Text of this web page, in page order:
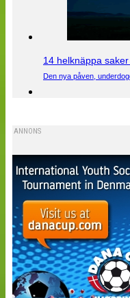
14 helknäppa
Den nya påven,
ANNONS